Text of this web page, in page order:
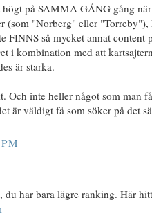
högt på SAMMA GÅNG gång
(som "Norberg" eller "Torreby"),
FINNS så mycket annat content
i kombination med att
är starka.
Och inte heller något som man
är väldigt få som söker på det
har bara lägre ranking. Här